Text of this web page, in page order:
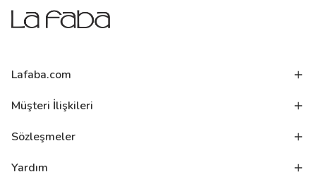
Lafaba.com
Müşteri İlişkileri
Sözleşmeler
Yardım